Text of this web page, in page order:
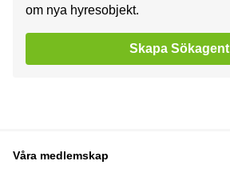
om nya hyresobjekt.
Skapa Sökagent
Våra medlemskap